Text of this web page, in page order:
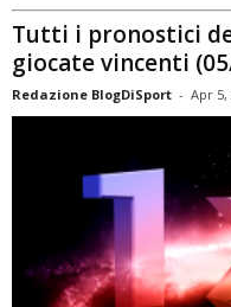
Tutti i pronostici
giocate vincenti
Redazione BlogDiSport - Apr 5,